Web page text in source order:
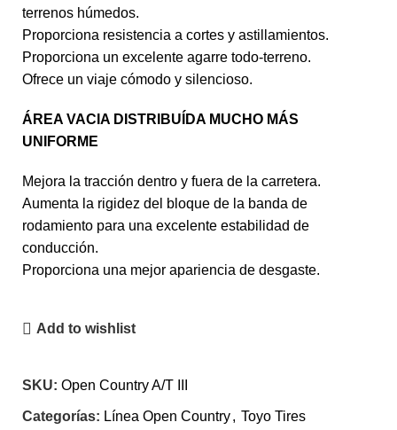
terrenos húmedos.
Proporciona resistencia a cortes y astillamientos.
Proporciona un excelente agarre todo-terreno.
Ofrece un viaje cómodo y silencioso.
ÁREA VACIA DISTRIBUÍDA MUCHO MÁS
UNIFORME
Mejora la tracción dentro y fuera de la carretera.
Aumenta la rigidez del bloque de la banda de
rodamiento para una excelente estabilidad de
conducción.
Proporciona una mejor apariencia de desgaste.
Add to wishlist
SKU: Open Country A/T III
Categorías: Línea Open Country, Toyo Tires